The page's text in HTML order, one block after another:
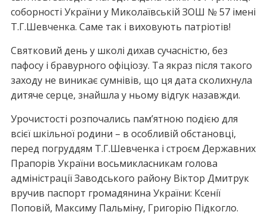
соборності України у Миколаївській ЗОШ № 57 імені
Т.Г.Шевченка. Саме так і виховують патріотів!
Святковий день у школі дихав сучасністю, без
пафосу і бравурного офіціозу. Та якраз після такого
заходу не виникає сумнівів, що ця дата сколихнула
дитяче серце, знайшла у ньому відгук назавжди.
Урочистості розпочались пам’ятною подією для
всієї шкільної родини – в особливій обстановці,
перед погруддям Т.Г.Шевченка і строєм Державних
Прапорів України восьмикласникам голова
адміністрації Заводського району Віктор Дмитрук
вручив паспорт громадянина України: Ксенії
Поповій, Максиму Пальміну, Григорію Підкогло.